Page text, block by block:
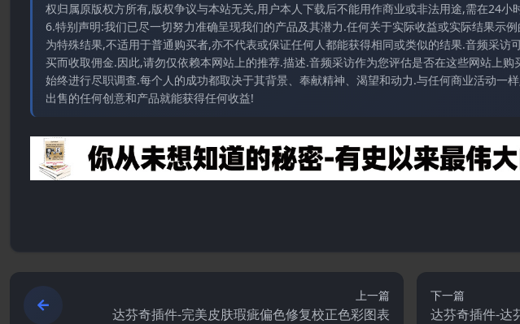
权归属原版权方所有,版权争议与本站无关,用户本人下载后不能用作商业或非法用途,需在24小
6.特别声明:我们已尽一切努力准确呈现我们的产品及其潜力.任何关于实际收益或实际结果示
为特殊结果,不适用于普通购买者,亦不代表或保证任何人都能获得相同或类似的结果.音频采访
买而收取佣金.因此,请勿仅依赖本网站上的推荐.描述.音频采访作为您评估是否在这些网站上
始终进行尽职调查.每个人的成功都取决于其背景、奉献精神、渴望和动力.与任何商业活动一
出售的任何创意和产品就能获得任何收益!
上一篇
达芬奇插件-完美皮肤瑕疵偏色修复校正色彩图表
下一篇
达芬奇插件-达